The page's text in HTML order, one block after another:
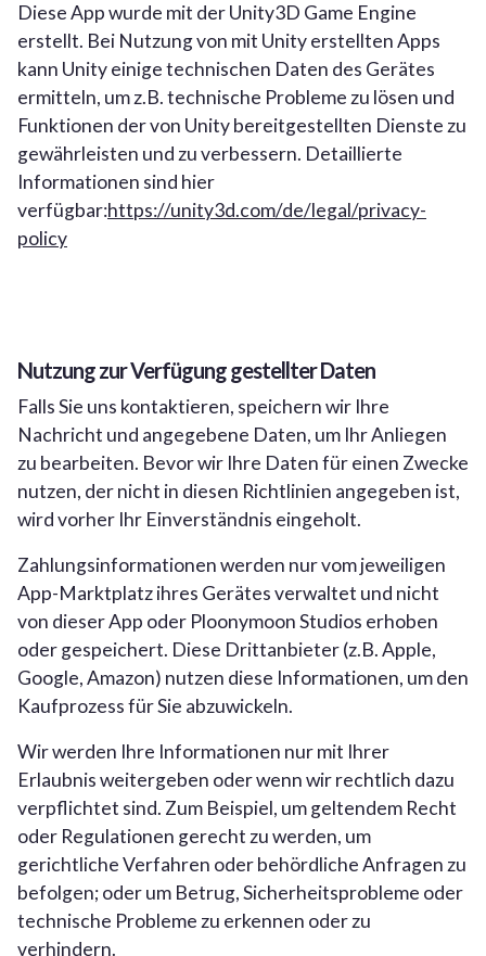
Diese App wurde mit der Unity3D Game Engine
erstellt. Bei Nutzung von mit Unity erstellten Apps
kann Unity einige technischen Daten des Gerätes
ermitteln, um z.B. technische Probleme zu lösen und
Funktionen der von Unity bereitgestellten Dienste zu
gewährleisten und zu verbessern. Detaillierte
Informationen sind hier
verfügbar:https://unity3d.com/de/legal/privacy-
policy
Nutzung zur Verfügung gestellter Daten
Falls Sie uns kontaktieren, speichern wir Ihre
Nachricht und angegebene Daten, um Ihr Anliegen
zu bearbeiten. Bevor wir Ihre Daten für einen Zwecke
nutzen, der nicht in diesen Richtlinien angegeben ist,
wird vorher Ihr Einverständnis eingeholt.
Zahlungsinformationen werden nur vom jeweiligen
App-Marktplatz ihres Gerätes verwaltet und nicht
von dieser App oder Ploonymoon Studios erhoben
oder gespeichert. Diese Drittanbieter (z.B. Apple,
Google, Amazon) nutzen diese Informationen, um den
Kaufprozess für Sie abzuwickeln.
Wir werden Ihre Informationen nur mit Ihrer
Erlaubnis weitergeben oder wenn wir rechtlich dazu
verpflichtet sind. Zum Beispiel, um geltendem Recht
oder Regulationen gerecht zu werden, um
gerichtliche Verfahren oder behördliche Anfragen zu
befolgen; oder um Betrug, Sicherheitsprobleme oder
technische Probleme zu erkennen oder zu
verhindern.